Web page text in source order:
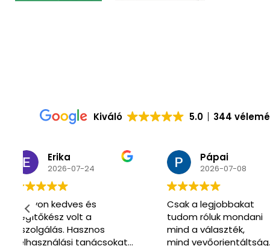
Kiváló 5.0 344
2026-07-08
Csak a legjobbakat
tudom róluk mondani
mind a választék,
mind vevőorientáltság
Csaba
2026-07-05
Már másodszor
vásároltunk itt.
Óriási választék és
hozzáértő